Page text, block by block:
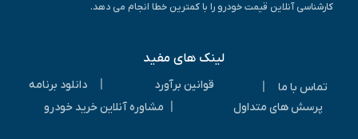
کارشناسی آنلاین قیمت خودرو را با کمترین خطا انجام می دهد.
لینک های مفید
تماس با ما قوانین برآورد
دانلود برنامه
پرسش های متداول
مشاوره آنلاین خرید خودرو